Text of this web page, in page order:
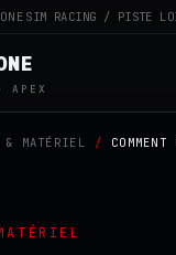
SIM RACING / PISTE
APEX
MATÉRIEL /